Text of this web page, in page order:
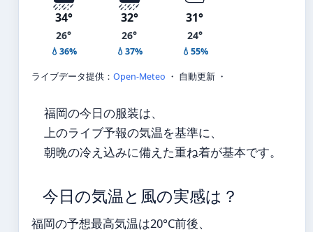
34°
26°
💧36%
32°
26°
💧37%
31°
24°
💧55%
ライブデータ提供： Open-Meteo ・ 自動更新 ・
福岡の今日の服装は、
上のライブ予報の気温を基準に、
朝晩の冷え込みに備えた重ね着が基本です。
今日の気温と風の実感は？
福岡の予想最高気温は20°C前後、